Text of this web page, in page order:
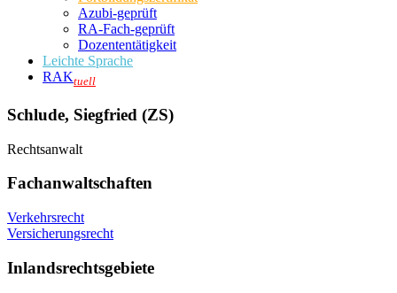
Azubi-geprüft
RA-Fach-geprüft
Dozententätigkeit
Leichte Sprache
RAKtuell
Schlude, Siegfried (ZS)
Rechtsanwalt
Fachanwaltschaften
Verkehrsrecht
Versicherungsrecht
Inlandsrechtsgebiete